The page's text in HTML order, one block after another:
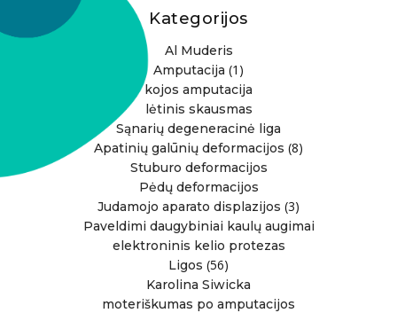
Kategorijos
Al Muderis
Amputacija (1)
kojos amputacija
lėtinis skausmas
Sąnarių degeneracinė liga
Apatinių galūnių deformacijos (8)
Stuburo deformacijos
Pėdų deformacijos
Judamojo aparato displazijos (3)
Paveldimi daugybiniai kaulų augimai
elektroninis kelio protezas
Ligos (56)
Karolina Siwicka
moteriškumas po amputacijos